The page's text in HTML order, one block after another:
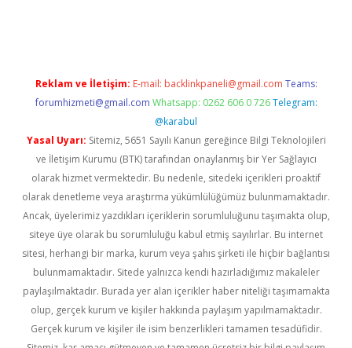
Reklam ve İletişim: E-mail: backlinkpaneli@gmail.com Teams:
forumhizmeti@gmail.com Whatsapp: 0262 606 0 726 Telegram:
@karabul
Yasal Uyarı: Sitemiz, 5651 Sayılı Kanun gereğince Bilgi Teknolojileri
ve İletişim Kurumu (BTK) tarafından onaylanmış bir Yer Sağlayıcı
olarak hizmet vermektedir. Bu nedenle, sitedeki içerikleri proaktif
olarak denetleme veya araştırma yükümlülüğümüz bulunmamaktadır.
Ancak, üyelerimiz yazdıkları içeriklerin sorumluluğunu taşımakta olup,
siteye üye olarak bu sorumluluğu kabul etmiş sayılırlar. Bu internet
sitesi, herhangi bir marka, kurum veya şahıs şirketi ile hiçbir bağlantısı
bulunmamaktadır. Sitede yalnızca kendi hazırladığımız makaleler
paylaşılmaktadır. Burada yer alan içerikler haber niteliği taşımamakta
olup, gerçek kurum ve kişiler hakkında paylaşım yapılmamaktadır.
Gerçek kurum ve kişiler ile isim benzerlikleri tamamen tesadüfidir.